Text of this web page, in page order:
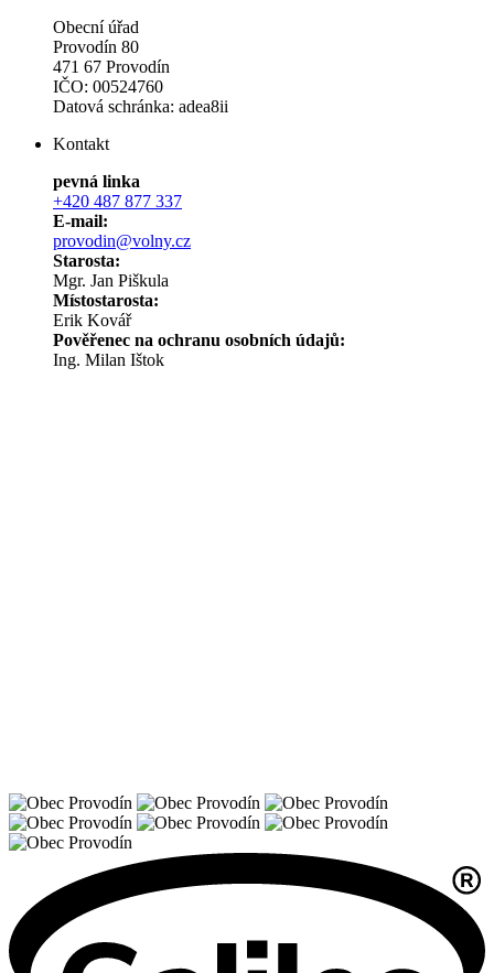
Obecní úřad
Provodín 80
471 67 Provodín
IČO: 00524760
Datová schránka: adea8ii
Kontakt
pevná linka
+420 487 877 337
E-mail:
provodin@volny.cz
Starosta:
Mgr. Jan Piškula
Místostarosta:
Erik Kovář
Pověřenec na ochranu osobních údajů:
Ing. Milan Ištok